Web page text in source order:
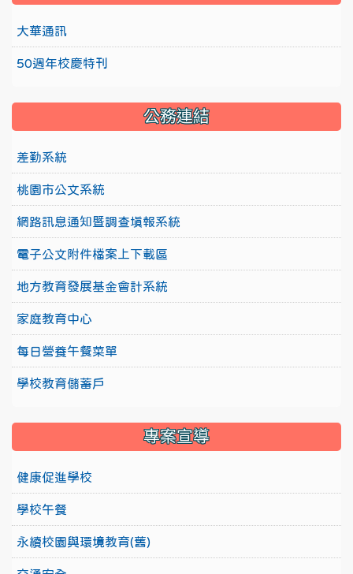
大華通訊
50週年校慶特刊
公務連結
差勤系統
桃園市公文系統
網路訊息通知暨調查填報系統
電子公文附件檔案上下載區
地方教育發展基金會計系統
家庭教育中心
每日營養午餐菜單
學校教育儲蓄戶
專案宣導
健康促進學校
學校午餐
永續校園與環境教育(舊)